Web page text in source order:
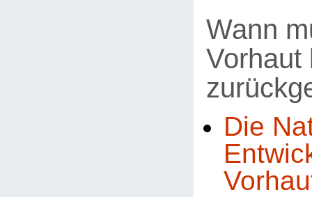
Wann
Vorhaut
Die